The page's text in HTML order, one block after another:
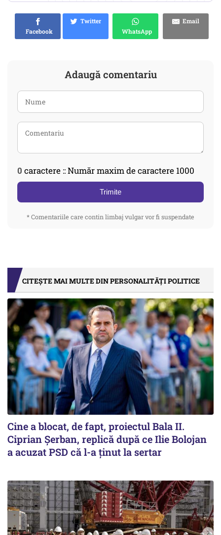
Facebook
Twitter
WhatsApp
Email
Adaugă comentariu
0 caractere :: Număr maxim de caractere 1000
Trimite
* Comentariile care contin limbaj vulgar vor fi suspendate
CITEȘTE MAI MULTE DIN PERSONALITĂȚI POLITICE
Cine a blocat, de fapt, proiectul Bala II.
Ciprian Șerban, replică după ce Ilie Bolojan
a acuzat PSD că l-a ținut la sertar